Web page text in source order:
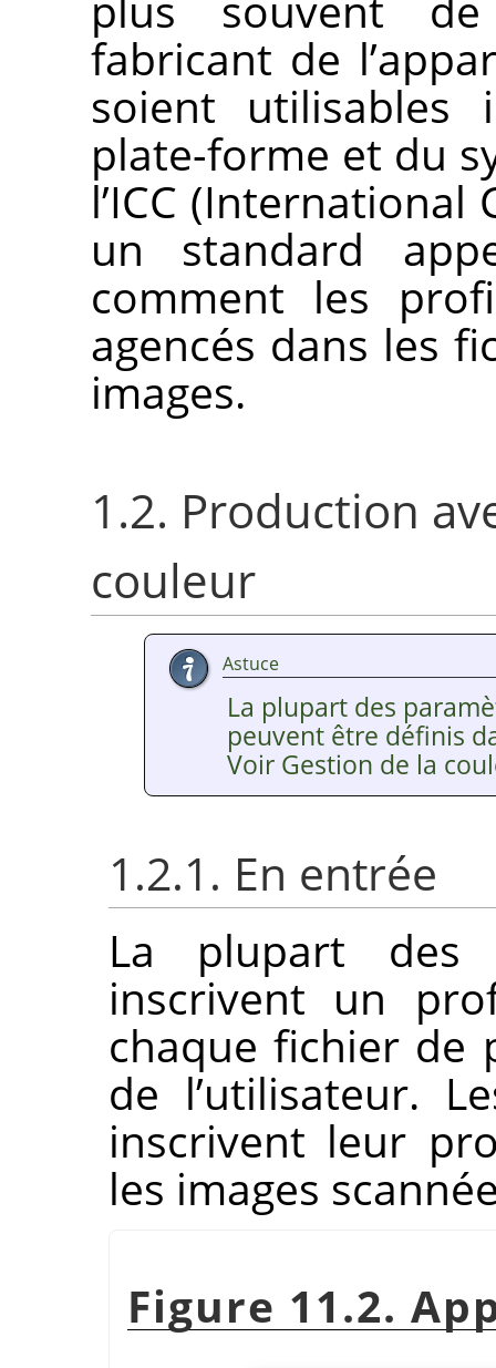
fabricant de
soient utilisables
plate-forme et du
l’ICC
un standard
comment les
agencés dans les
images.
1.2. Production
couleur
Astuce
La plupart des
peuvent être définis
Voir Gestion de la
1.2.1. En entrée
La plupart des
inscrivent un
chaque fichier de
de l’utilisateur.
inscrivent leur
les images
Figure 11.2.